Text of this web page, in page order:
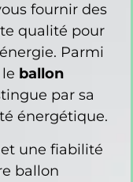
fournir des
qualité pour
Parmi
ballon
par sa
énergétique.
une fiabilité
ballon